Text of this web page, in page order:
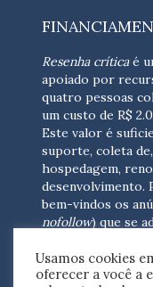
Resenha críticaé
apoiado por
quatro pessoas
um custo de R$
Este valor é
suporte, coleta
hospedagem,
desenvolvimento.
bem-vindos os
nofollow) que se
nós
Usamos cookies
oferecer a você a